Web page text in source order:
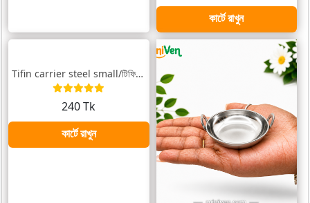
কার্টে রাখুন
Tifin carrier steel small/টিফিন বাটি হাত...
240 Tk
কার্টে রাখুন